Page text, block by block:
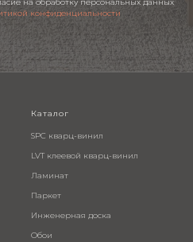
конфиденциальности
Каталог
SPC кварц-винил
LVT клеевой кварц-винил
Ламинат
Паркет
Инженерная доска
Обои